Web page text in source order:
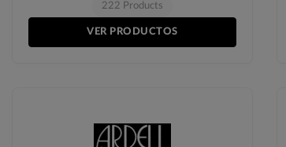
222 Products
VER PRODUCTOS